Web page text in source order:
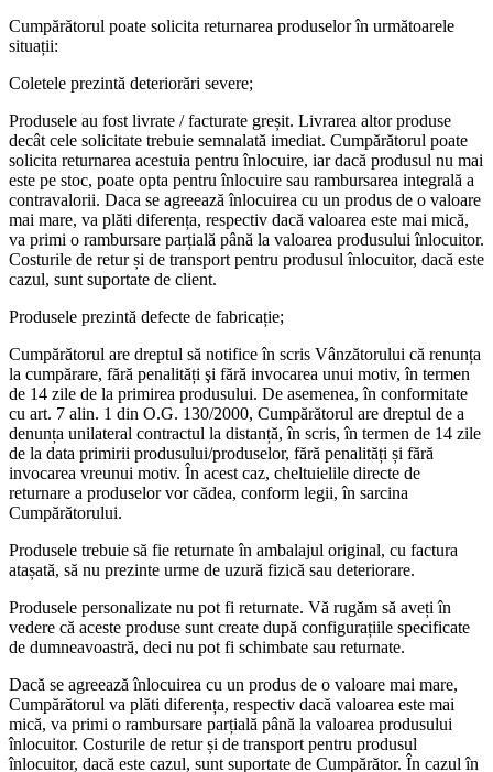
Cumpărătorul poate solicita returnarea produselor în următoarele
situații:
Coletele prezintă deteriorări severe;
Produsele au fost livrate / facturate greșit. Livrarea altor produse
decât cele solicitate trebuie semnalată imediat. Cumpărătorul poate
solicita returnarea acestuia pentru înlocuire, iar dacă produsul nu mai
este pe stoc, poate opta pentru înlocuire sau rambursarea integrală a
contravalorii. Daca se agreează înlocuirea cu un produs de o valoare
mai mare, va plăti diferența, respectiv dacă valoarea este mai mică,
va primi o rambursare parțială până la valoarea produsului înlocuitor.
Costurile de retur și de transport pentru produsul înlocuitor, dacă este
cazul, sunt suportate de client.
Produsele prezintă defecte de fabricație;
Cumpărătorul are dreptul să notifice în scris Vânzătorului că renunța
la cumpărare, fără penalități şi fără invocarea unui motiv, în termen
de 14 zile de la primirea produsului. De asemenea, în conformitate
cu art. 7 alin. 1 din O.G. 130/2000, Cumpărătorul are dreptul de a
denunța unilateral contractul la distanță, în scris, în termen de 14 zile
de la data primirii produsului/produselor, fără penalități și fără
invocarea vreunui motiv. În acest caz, cheltuielile directe de
returnare a produselor vor cădea, conform legii, în sarcina
Cumpărătorului.
Produsele trebuie să fie returnate în ambalajul original, cu factura
atașată, să nu prezinte urme de uzură fizică sau deteriorare.
Produsele personalizate nu pot fi returnate. Vă rugăm să aveți în
vedere că aceste produse sunt create după configurațiile specificate
de dumneavoastră, deci nu pot fi schimbate sau returnate.
Dacă se agreează înlocuirea cu un produs de o valoare mai mare,
Cumpărătorul va plăti diferența, respectiv dacă valoarea este mai
mică, va primi o rambursare parțială până la valoarea produsului
înlocuitor. Costurile de retur și de transport pentru produsul
înlocuitor, dacă este cazul, sunt suportate de Cumpărător. În cazul în